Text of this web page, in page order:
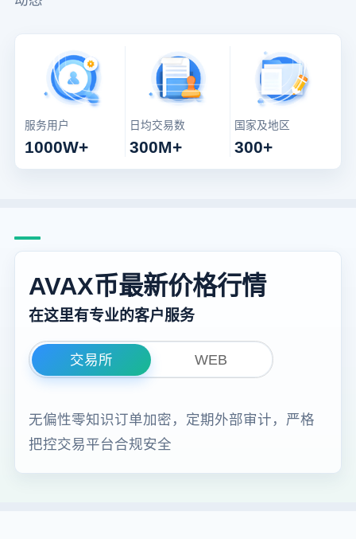
服务用户
1000W+
日均交易数
300M+
国家及地区
300+
AVAX币最新价格行情
在这里有专业的客户服务
交易所 WEB
无偏性零知识订单加密，定期外部审计，严格
把控交易平台合规安全